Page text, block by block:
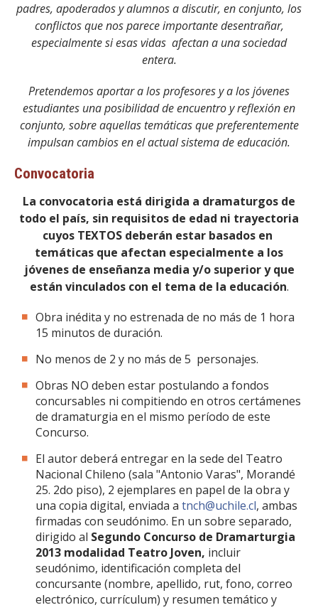
padres, apoderados y alumnos a discutir, en conjunto, los
conflictos que nos parece importante desentrañar,
especialmente si esas vidas afectan a una sociedad
entera.
Pretendemos aportar a los profesores y a los jóvenes
estudiantes una posibilidad de encuentro y reflexión en
conjunto, sobre aquellas temáticas que preferentemente
impulsan cambios en el actual sistema de educación.
Convocatoria
La convocatoria está dirigida a dramaturgos de
todo el país, sin requisitos de edad ni trayectoria
cuyos TEXTOS deberán estar basados en
temáticas que afectan especialmente a los
jóvenes de enseñanza media y/o superior y que
están vinculados con el tema de la educación.
Obra inédita y no estrenada de no más de 1 hora
15 minutos de duración.
No menos de 2 y no más de 5 personajes.
Obras NO deben estar postulando a fondos
concursables ni compitiendo en otros certámenes
de dramaturgia en el mismo período de este
Concurso.
El autor deberá entregar en la sede del Teatro
Nacional Chileno (sala "Antonio Varas", Morandé
25. 2do piso), 2 ejemplares en papel de la obra y
una copia digital, enviada a tnch@uchile.cl, ambas
firmadas con seudónimo. En un sobre separado,
dirigido al Segundo Concurso de Dramarturgia
2013 modalidad Teatro Joven, incluir
seudónimo, identificación completa del
concursante (nombre, apellido, rut, fono, correo
electrónico, currículum) y resumen temático y